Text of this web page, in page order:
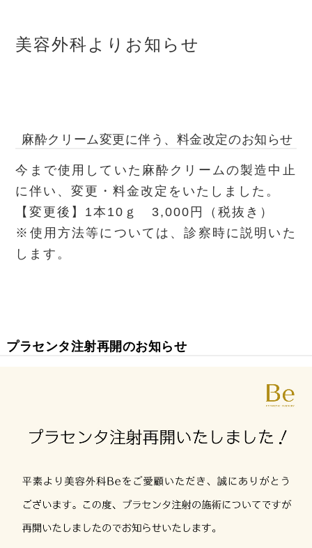
美容外科よりお知らせ
麻酔クリーム変更に伴う、料金改定のお知らせ
今まで使用していた麻酔クリームの製造中止
に伴い、変更・料金改定をいたしました。
【変更後】1本10ｇ 3,000円（税抜き）
※使用方法等については、診察時に説明いた
します。
プラセンタ注射再開のお知らせ